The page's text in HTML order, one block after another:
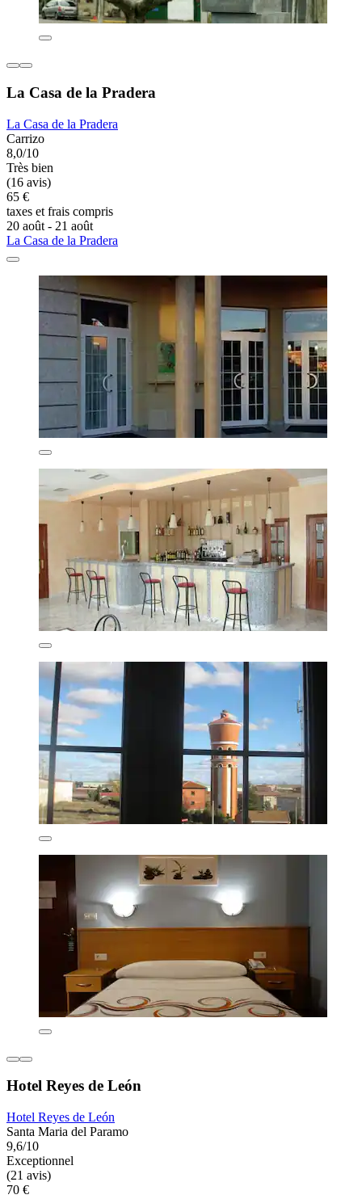
La Casa de la Pradera
La Casa de la Pradera
Carrizo
8,0/10
Très bien
(16 avis)
65 €
taxes et frais compris
20 août - 21 août
La Casa de la Pradera
Hotel Reyes de León
Hotel Reyes de León
Santa Maria del Paramo
9,6/10
Exceptionnel
(21 avis)
70 €